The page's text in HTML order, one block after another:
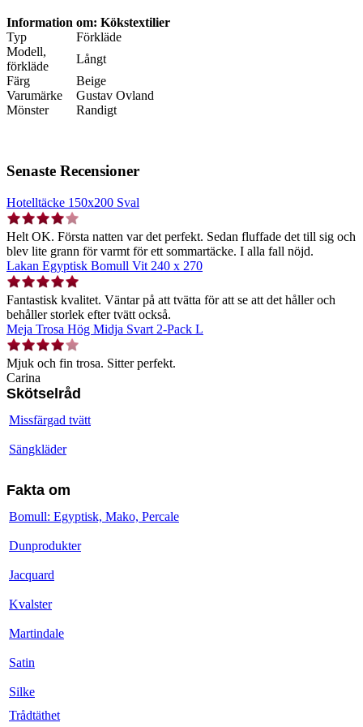
Information om: Kökstextilier
Typ
Förkläde
Modell,
förkläde
Långt
Färg
Beige
Varumärke
Gustav Ovland
Mönster
Randigt
Senaste Recensioner
Hotelltäcke 150x200 Sval
Helt OK. Första natten var det perfekt. Sedan fluffade det till sig och
blev lite grann för varmt för ett sommartäcke. I alla fall nöjd.
Lakan Egyptisk Bomull Vit 240 x 270
Fantastisk kvalitet. Väntar på att tvätta för att se att det håller och
behåller storlek efter tvätt också.
Meja Trosa Hög Midja Svart 2-Pack L
Mjuk och fin trosa. Sitter perfekt.
Carina
Skötselråd
Missfärgad tvätt
Sängkläder
Fakta om
Bomull: Egyptisk, Mako, Percale
Dunprodukter
Jacquard
Kvalster
Martindale
Satin
Silke
Trådtäthet